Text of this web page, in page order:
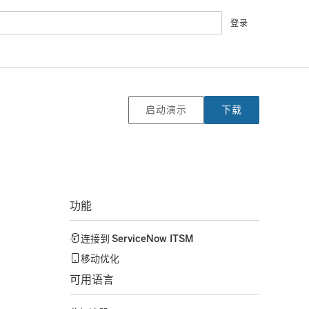
登录
启动演示 下载
功能
连接到 ServiceNow ITSM
移动优化
可用语言